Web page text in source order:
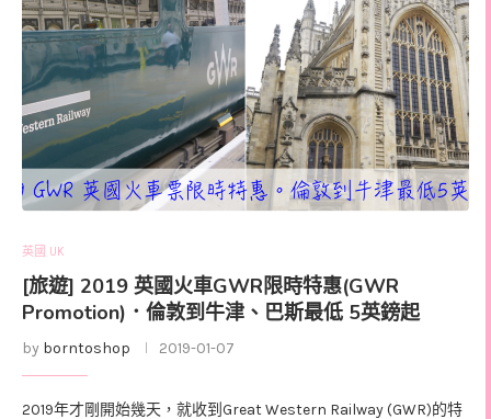
英國 UK
[旅遊] 2019 英國火車GWR限時特惠(GWR
Promotion)．倫敦到牛津、巴斯最低 5英鎊起
by borntoshop 2019-01-07
2019年才剛開始幾天，就收到Great Western Railway (GWR)的特